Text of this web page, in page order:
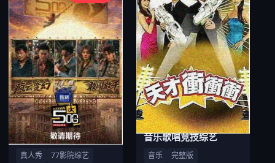
户外竞技真人秀
真人秀 77影院综艺
音乐歌唱竞技综艺
音乐 完整版